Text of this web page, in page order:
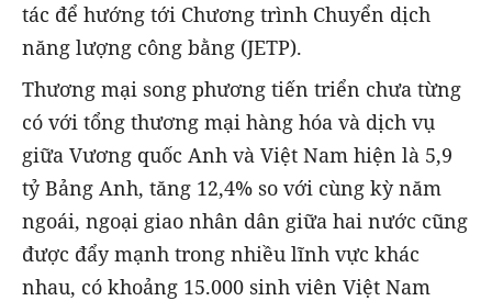
tác để hướng tới Chương trình Chuyển dịch
năng lượng công bằng (JETP).
Thương mại song phương tiến triển chưa từng
có với tổng thương mại hàng hóa và dịch vụ
giữa Vương quốc Anh và Việt Nam hiện là 5,9
tỷ Bảng Anh, tăng 12,4% so với cùng kỳ năm
ngoái, ngoại giao nhân dân giữa hai nước cũng
được đẩy mạnh trong nhiều lĩnh vực khác
nhau, có khoảng 15.000 sinh viên Việt Nam